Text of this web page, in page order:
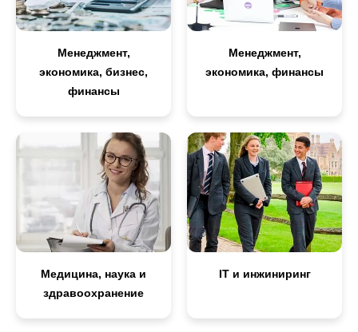
Менеджмент,
экономика, бизнес,
финансы
Менеджмент,
экономика, финансы
Медицина, наука и
здравоохранение
IT и инжиниринг